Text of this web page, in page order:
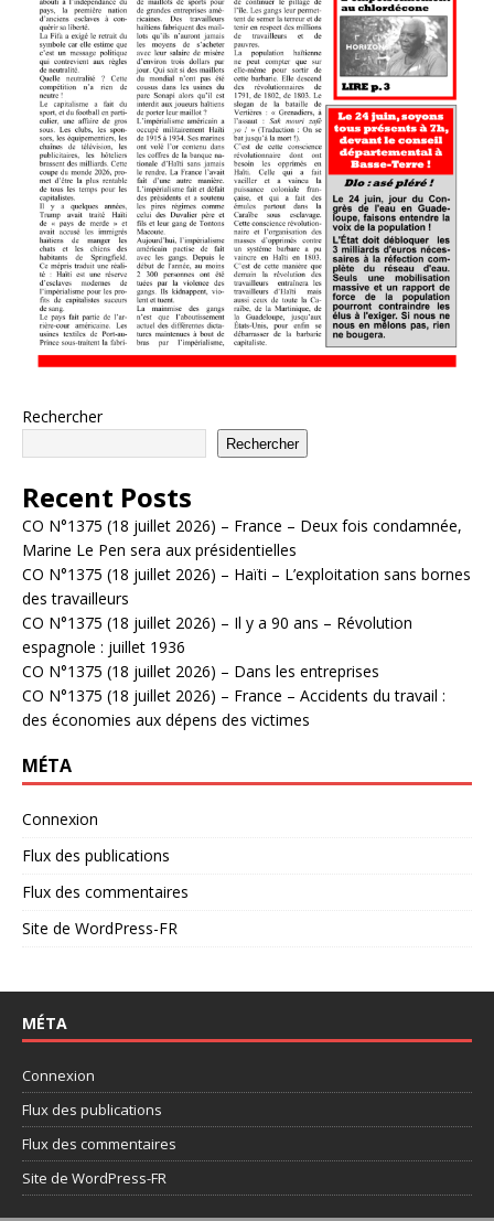
Rechercher
Rechercher
Recent Posts
CO N°1375 (18 juillet 2026) – France – Deux fois condamnée,
Marine Le Pen sera aux présidentielles
CO N°1375 (18 juillet 2026) – Haïti – L’exploitation sans bornes
des travailleurs
CO N°1375 (18 juillet 2026) – Il y a 90 ans – Révolution
espagnole : juillet 1936
CO N°1375 (18 juillet 2026) – Dans les entreprises
CO N°1375 (18 juillet 2026) – France – Accidents du travail :
des économies aux dépens des victimes
MÉTA
Connexion
Flux des publications
Flux des commentaires
Site de WordPress-FR
MÉTA
Connexion
Flux des publications
Flux des commentaires
Site de WordPress-FR